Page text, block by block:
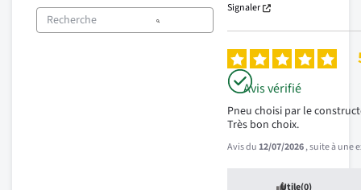
Signaler
Avis vérifié
Pneu choisi par le
Très bon choix.
Avis du12/07/2026, suite à une
Utile(0)